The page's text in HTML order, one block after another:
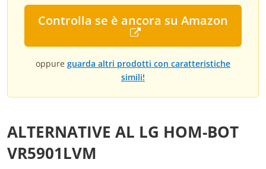
Controlla se è ancora su Amazon
oppure guarda altri prodotti con caratteristiche
simili!
ALTERNATIVE AL LG HOM-BOT
VR5901LVM